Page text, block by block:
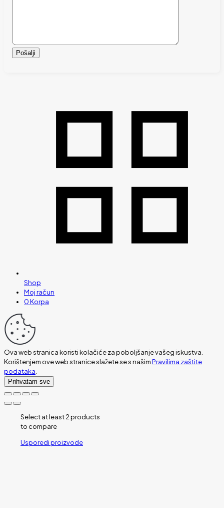
Shop
Moj račun
0Korpa
Ova web stranica koristi kolačiće za poboljšanje vašeg iskustva.
Korištenjem ove web stranice slažete se s našimPravilima zaštite
podataka.
Prihvatam sve
Select at least 2 products
to compare
Usporedi proizvode